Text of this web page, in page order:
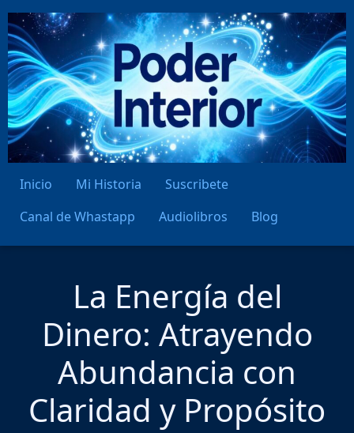
Ir
al
contenido
Inicio Mi Historia
Suscribete
Canal de Whastapp
Audiolibros Blog
La Energía del
Dinero: Atrayendo
Abundancia con
Claridad y Propósito